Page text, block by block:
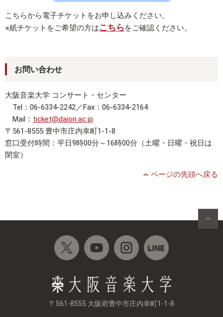
こちらから電子チケットをお申し込みください。
※紙チケットをご希望の方はこちら をご確認ください。
お問い合わせ
大阪音楽大学 コンサート・センター
Tel：06-6334-2242／Fax：06-6334-2164
Mail： ticket@daion.ac.jp
〒561-8555 豊中市庄内幸町1-1-8
窓口受付時間：平日9時00分～16時00分（土曜・日曜・祝日は
閉室）
ページの先頭へ戻る
〒561-8555 大阪府豊中市庄内幸町1-1-8